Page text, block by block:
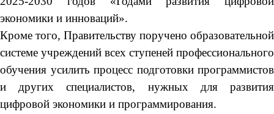
экономики и инноваций».
Кроме того, Правительству поручено образовательной
системе учреждений всех ступеней профессионального
обучения усилить процесс подготовки программистов
и других специалистов, нужных для развития
цифровой экономики и программирования.